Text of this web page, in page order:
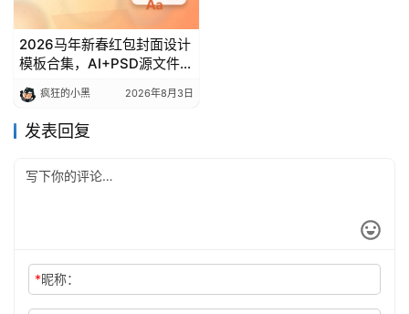
2026马年新春红包封面设计
模板合集，AI+PSD源文件免
费分享
疯狂的小黑 2026年8月3日
发表回复
*昵称：